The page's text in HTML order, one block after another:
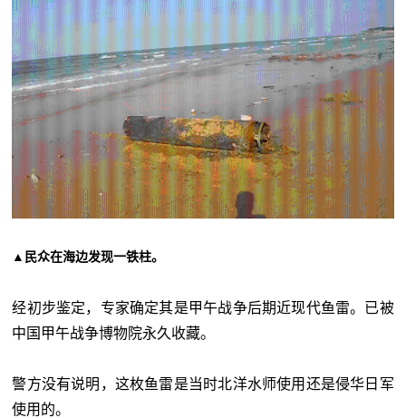
▲民众在海边发现一铁柱。
经初步鉴定，专家确定其是甲午战争后期近现代鱼雷。已被
中国甲午战争博物院永久收藏。
警方没有说明，这枚鱼雷是当时北洋水师使用还是侵华日军
使用的。